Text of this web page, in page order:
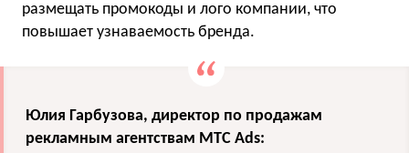
размещать промокоды и лого компании, что
повышает узнаваемость бренда.
Юлия Гарбузова, директор по продажам
рекламным агентствам МТС Ads: